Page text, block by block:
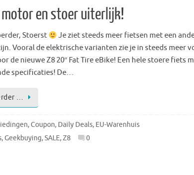
motor en stoer uiterlijk!
Stoerst
Je ziet steeds meer fietsen met een
Vooral de elektrische varianten zie je in steeds meer
de nieuwe Z8 20″ Fat Tire eBike! Een hele stoere fiets
specificaties! De…
…
,Coupon, Daily Deals, EU-Warenhuis
,Geekbuying,SALE,Z8 0